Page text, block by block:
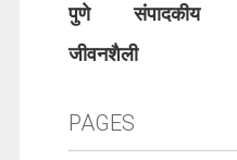
पुणे
संपादकीय
जीवनशैली
PAGES